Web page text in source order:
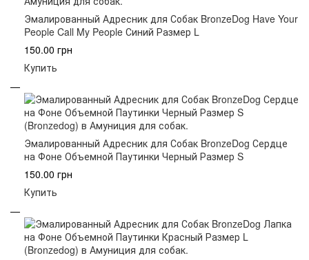
Эмалированный Адресник для Собак BronzeDog Have Your
People Call My People Синий Размер L
150.00 грн
Купить
Эмалированный Адресник для Собак BronzeDog Сердце
на Фоне Объемной Паутинки Черный Размер S
150.00 грн
Купить